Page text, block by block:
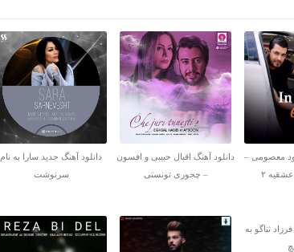
معصومی –
۲
دانلود آهنگ اقبال حبیبی و افسون
– چجوری تونستی
دانلود آهنگ جدید سارا به نام
سرنوشت
ثناگو به